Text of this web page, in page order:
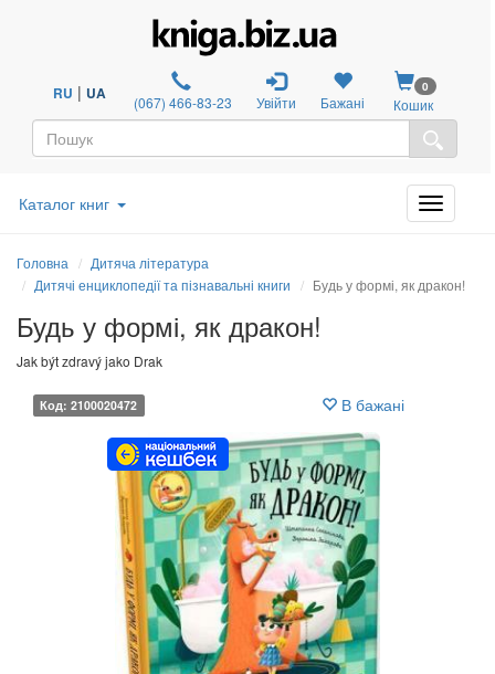
RU | UA (067) 466-83-23 Увійти Бажані
0
Кошик
Каталог книг
Головна
Дитяча література
Дитячі енциклопедії та пізнавальні книги
Будь у формі, як дракон!
Будь у формі, як дракон!
Jak být zdravý jako Drak
Код: 2100020472 В бажані